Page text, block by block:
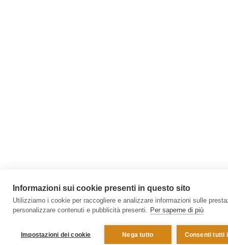
Informazioni sui cookie presenti in questo sito
Utilizziamo i cookie per raccogliere e analizzare informazioni sulle
personalizzare contenuti e pubblicità presenti. Per saperne di più
Impostazioni dei cookie Nega tutto Consenti tutti